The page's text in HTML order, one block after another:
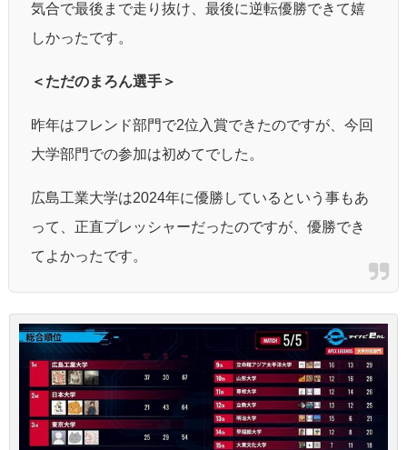
気合で最後まで走り抜け、最後に逆転優勝できて嬉
しかったです。
＜ただのまろん選手＞
昨年はフレンド部門で2位入賞できたのですが、今回
大学部門での参加は初めてでした。
広島工業大学は2024年に優勝しているという事もあ
って、正直プレッシャーだったのですが、優勝でき
てよかったです。